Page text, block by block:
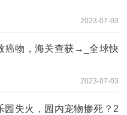
2023-07-03
癌物，海关查获→_全球快
2023-07-03
园失火，园内宠物惨死？2